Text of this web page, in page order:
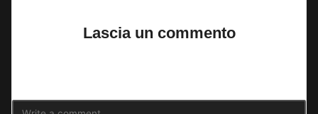
Lascia un commento